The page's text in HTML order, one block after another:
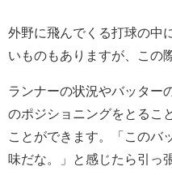
外野に飛んでくる打球の中
いものもありますが、この
ランナーの状況やバッター
のポジショニングをとるこ
ことができます。「このバ
味だな。」と感じたら引っ